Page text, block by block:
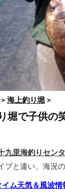
> 海上釣り堀 >
堀で子供の
九里海釣りセン
プと違い、海況
ム天気＆風波情